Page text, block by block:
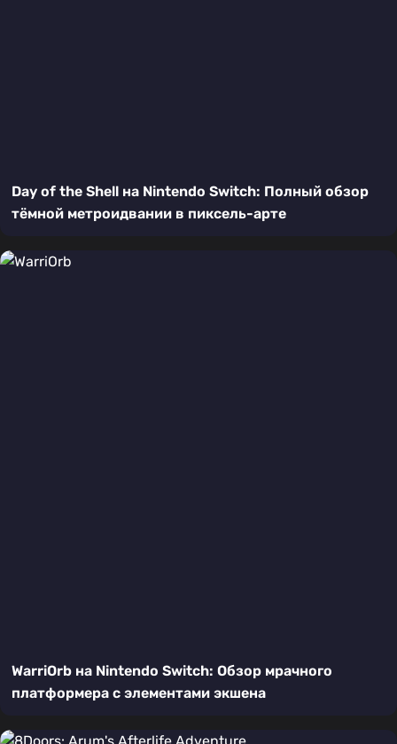
Day of the Shell на Nintendo Switch: Полный обзор
тёмной метроидвании в пиксель-арте
WarriOrb на Nintendo Switch: Обзор мрачного
платформера с элементами экшена